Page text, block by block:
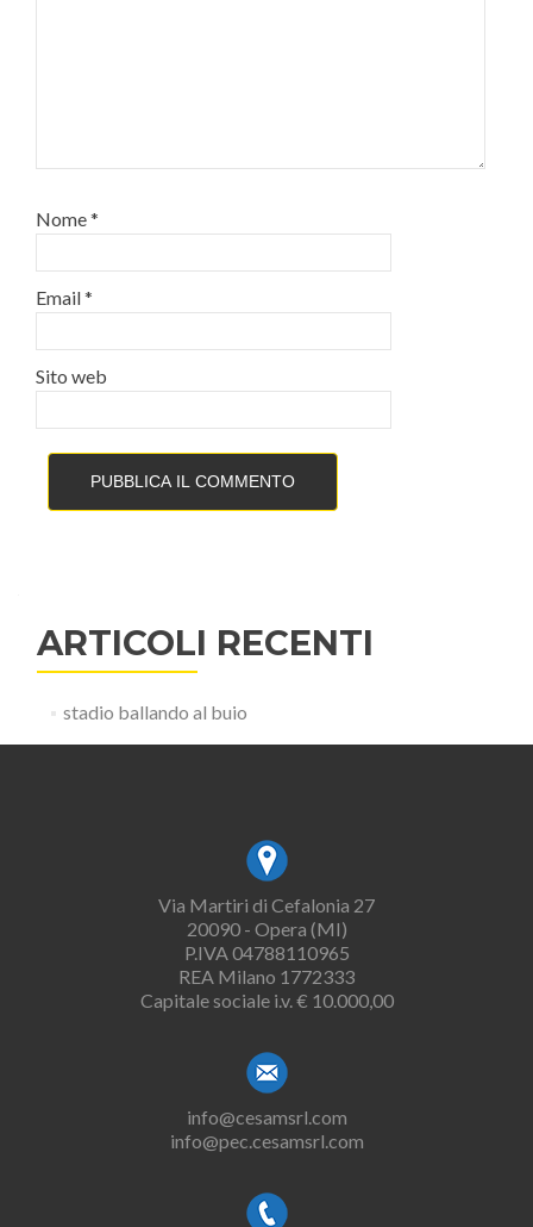
Nome*
Email*
Sito web
ARTICOLI RECENTI
stadio ballando al buio
Via Martiri di Cefalonia 27
20090 - Opera (MI)
P.IVA 04788110965
REA Milano 1772333
Capitale sociale i.v. € 10.000,00
info@cesamsrl.com
info@pec.cesamsrl.com